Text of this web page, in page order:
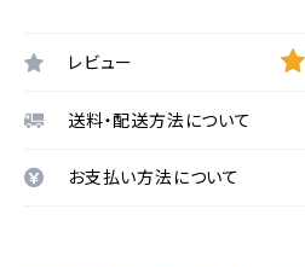
レビュー
送料・配送方法について
お支払い方法について